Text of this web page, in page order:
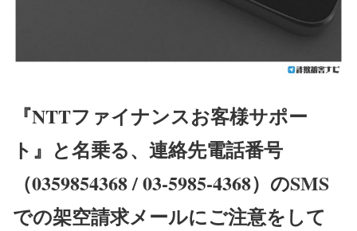
『NTTファイナンスお客様サポー
ト』と名乗る、連絡先電話番号
（0359854368 / 03-5985-4368）のSMS
での架空請求メールにご注意をして